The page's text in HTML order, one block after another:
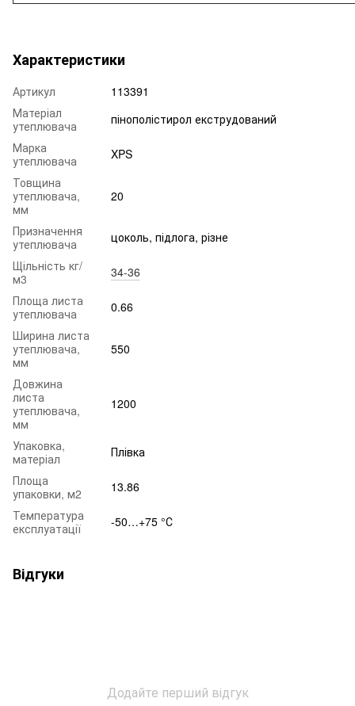
Характеристики
Артикул
113391
Матеріал
утеплювача
пінополістирол екструдований
Марка
утеплювача
XPS
Товщина
утеплювача,
мм
20
Призначення
утеплювача
цоколь, підлога, різне
Щільність кг/
м3
34-36
Площа листа
утеплювача
0.66
Ширина листа
утеплювача,
мм
550
Довжина
листа
утеплювача,
мм
1200
Упаковка,
матеріал
Плівка
Площа
упаковки, м2
13.86
Температура
експлуатації
-50…+75 °С
Відгуки
Додайте перший відгук